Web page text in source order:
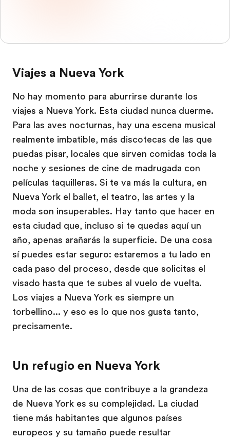
Viajes a Nueva York
No hay momento para aburrirse durante los
viajes a Nueva York. Esta ciudad nunca duerme.
Para las aves nocturnas, hay una escena musical
realmente imbatible, más discotecas de las que
puedas pisar, locales que sirven comidas toda la
noche y sesiones de cine de madrugada con
películas taquilleras. Si te va más la cultura, en
Nueva York el ballet, el teatro, las artes y la
moda son insuperables. Hay tanto que hacer en
esta ciudad que, incluso si te quedas aquí un
año, apenas arañarás la superficie. De una cosa
sí puedes estar seguro: estaremos a tu lado en
cada paso del proceso, desde que solicitas el
visado hasta que te subes al vuelo de vuelta.
Los viajes a Nueva York es siempre un
torbellino... y eso es lo que nos gusta tanto,
precisamente.
Un refugio en Nueva York
Una de las cosas que contribuye a la grandeza
de Nueva York es su complejidad. La ciudad
tiene más habitantes que algunos países
europeos y su tamaño puede resultar